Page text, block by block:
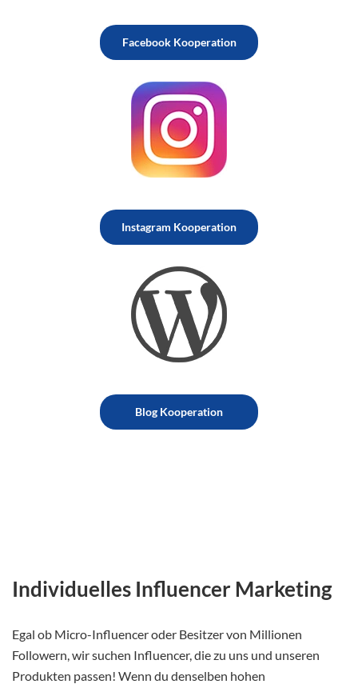
Facebook Kooperation
Instagram Kooperation
Blog Kooperation
Individuelles Influencer Marketing
Egal ob Micro-Influencer oder Besitzer von Millionen
Followern, wir suchen Influencer, die zu uns und unseren
Produkten passen! Wenn du denselben hohen